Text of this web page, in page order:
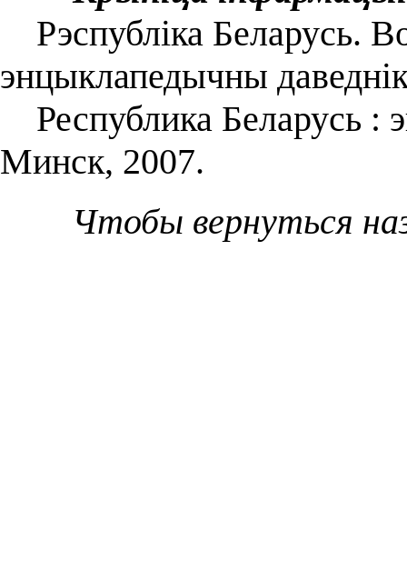
Рэспубліка Беларусь.
энцыклапедычны
Республика Беларусь :
Минск, 2007.
Чтобы вернуться